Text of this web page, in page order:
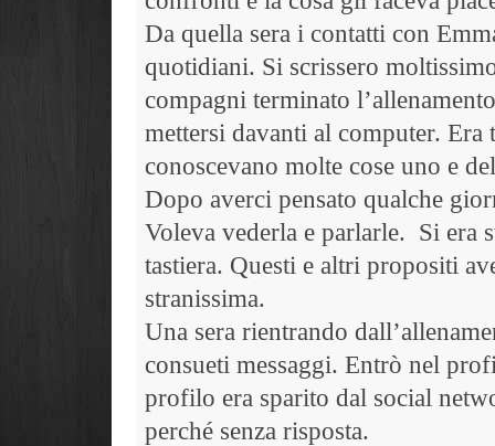
Da quella sera i contatti con
quotidiani. Si scrissero
compagni terminato
mettersi davanti al computer. Era
conoscevano molte cose uno e
Dopo averci pensato qualche
Voleva vederla e parlarle. Si era
tastiera. Questi e altri propositi
stranissima.
Una sera rientrando
consueti messaggi. Entrò nel
profilo era sparito dal social
perché senza risposta.